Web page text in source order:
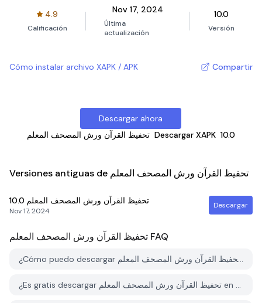
4.9
Calificación
Nov 17, 2024
Última
actualización
10.0
Versión
Cómo instalar archivo XAPK / APK Compartir
Descargar ahora
تحفيظ القرآن ورش المصحف المعلم Descargar XAPK 10.0
Versiones antiguas de تحفيظ القرآن ورش المصحف المعلم
تحفيظ القرآن ورش المصحف المعلم 10.0
Nov 17, 2024
Descargar
تحفيظ القرآن ورش المصحف المعلم FAQ
¿Cómo puedo descargar تحفيظ القرآن ورش المصحف المعلم desde PGYER APK HUB?
¿Es gratis descargar تحفيظ القرآن ورش المصحف المعلم en PGYER APK HUB?